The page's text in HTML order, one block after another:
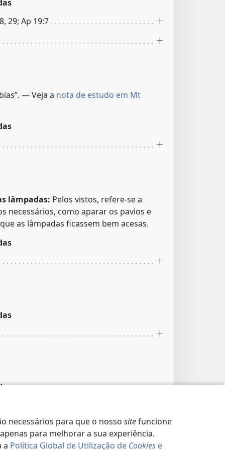
necessários para que o nosso sitefuncione
para melhorar a sua experiência.
a Política Global de Utilização de Cookies e
29; Ap 19:7
— Veja a nota de estudo em Mt
lâmpadas: Pelos vistos, refere-se a
necessários, como aparar os pavios e
as lâmpadas ficassem bem acesas.